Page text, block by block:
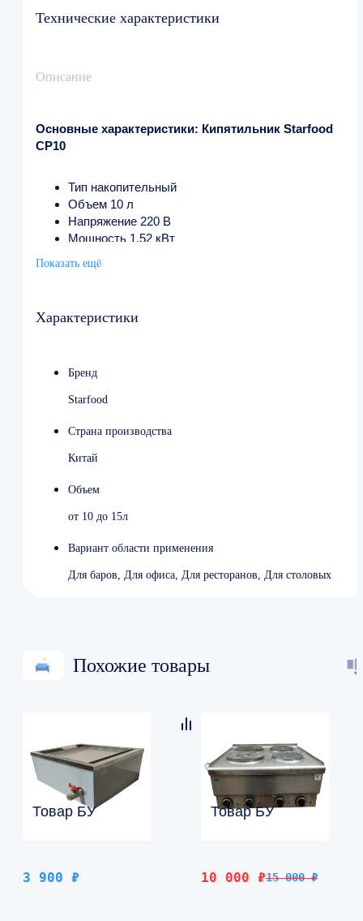
Технические характеристики
Описание
Основные характеристики: Кипятильник Starfood
CP10
Тип накопительный
Объем 10 л
Напряжение 220 В
Мощность 1.52 кВт
Глубина 300 мм
Показать ещё
Характеристики
Бренд
Starfood
Страна производства
Китай
Объем
от 10 до 15л
Вариант области применения
Для баров, Для офиса, Для ресторанов, Для столовых
Похожие товары
Товар БУ
3 900 ₽
Товар БУ
15 000₽
Первоначальная
10 000 ₽
Текущая